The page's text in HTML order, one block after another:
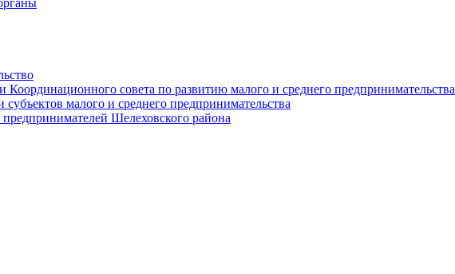
Координационного совета по развитию малого и среднего предпринимательства
малого и среднего предпринимательства
Шелеховского района